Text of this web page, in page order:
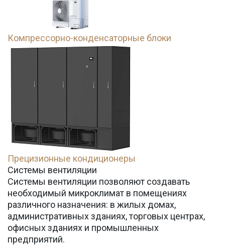
Компрессорно-конденсаторные блоки
Прецизионные кондиционеры
Системы вентиляции
Системы вентиляции позволяют создавать
необходимый микроклимат в помещениях
различного назначения: в жилых домах,
административных зданиях, торговых центрах,
офисных зданиях и промышленных
предприятий.